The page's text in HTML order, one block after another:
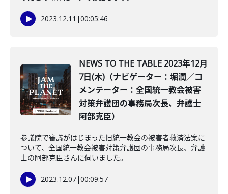
2023.12.11 |00:05:46
NEWS TO THE TABLE 2023年12月
7日(木)（ナビゲーター：堀潤／コ
メンテーター：全国統一教会被害
対策弁護団の事務局次長、弁護士
阿部克臣）
参議院で審議がはじまった旧統一教会の被害者救済法案に
ついて、全国統一教会被害対策弁護団の事務局次長、弁護
士の阿部克臣さんに伺いました。
2023.12.07|00:09:57